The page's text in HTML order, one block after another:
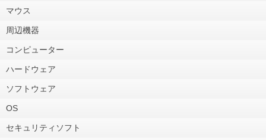
マウス
周辺機器
コンピューター
ハードウェア
ソフトウェア
OS
セキュリティソフト